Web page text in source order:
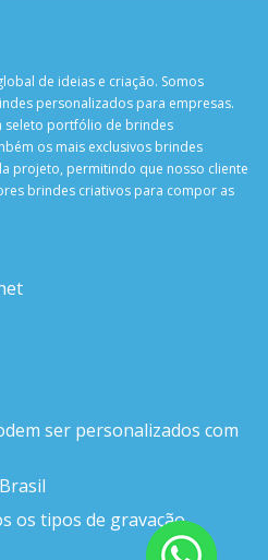
de ideias e criação. Somos
personalizados para empresas.
seleto portfólio de brindes
os mais exclusivos brindes
projeto, permitindo que nosso cliente
brindes criativos para compor as
ser personalizados com
os tipos de gravação